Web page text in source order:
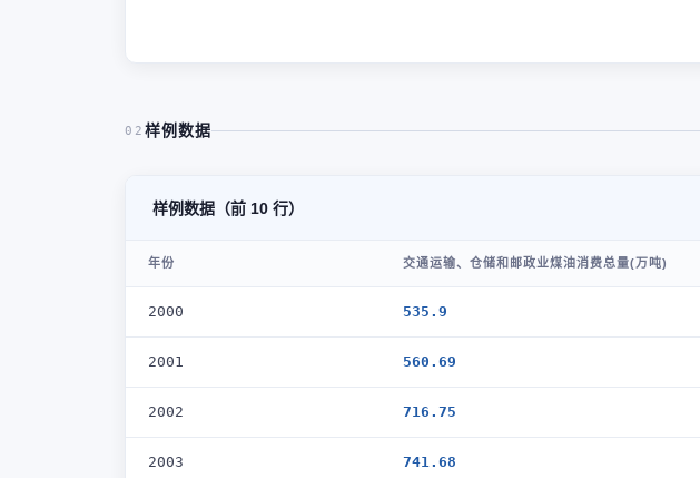
02 样例数据
样例数据（前 10 行）
年份 交通运输、仓储和邮政业煤油消费总量(万吨)
2000 535.9
2001 560.69
2002 716.75
2003 741.68